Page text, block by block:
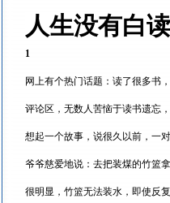
人生没有白
1
网上有个热门话题：读了很多书
评论区，无数人苦恼于读书遗忘
想起一个故事，说很久以前，一
爷爷慈爱地说：去把装煤的竹篮
很明显，竹篮无法装水，即使反